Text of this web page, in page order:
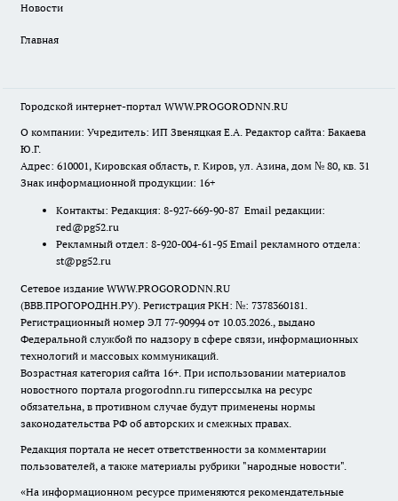
Новости
Главная
Городской интернет-портал WWW.PROGORODNN.RU
О компании: Учредитель: ИП Звеняцкая Е.А. Редактор сайта: Бакаева
Ю.Г.
Адрес: 610001, Кировская область, г. Киров, ул. Азина, дом № 80, кв. 31
Знак информационной продукции: 16+
Контакты: Редакция: 8-927-669-90-87 Email редакции:
red@pg52.ru
Рекламный отдел: 8-920-004-61-95 Email рекламного отдела:
st@pg52.ru
Сетевое издание WWW.PROGORODNN.RU
(ВВВ.ПРОГОРОДНН.РУ). Регистрация РКН: №: 7378360181.
Регистрационный номер ЭЛ 77-90994 от 10.03.2026., выдано
Федеральной службой по надзору в сфере связи, информационных
технологий и массовых коммуникаций.
Возрастная категория сайта 16+. При использовании материалов
новостного портала progorodnn.ru гиперссылка на ресурс
обязательна, в противном случае будут применены нормы
законодательства РФ об авторских и смежных правах.
Редакция портала не несет ответственности за комментарии
пользователей, а также материалы рубрики "народные новости".
«На информационном ресурсе применяются рекомендательные